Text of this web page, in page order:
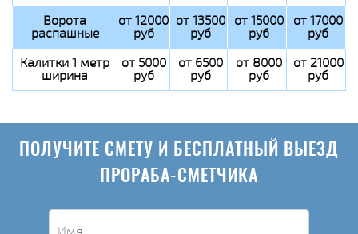
Ворота
распашные
от 12000
руб
от 13500
руб
от 15000
руб
от 17000
руб
Калитки 1 метр
ширина
от 5000
руб
от 6500
руб
от 8000
руб
от 21000
руб
ПОЛУЧИТЕ СМЕТУ И БЕСПЛАТНЫЙ ВЫЕЗД
ПРОРАБА-СМЕТЧИКА